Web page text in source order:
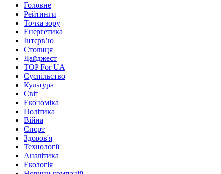
Головне
Рейтинги
Точка зору
Енергетика
Інтерв’ю
Столиця
Дайджест
TOP For UA
Суспiльство
Культура
Світ
Економіка
Політика
Війна
Спорт
Здоров'я
Технології
Аналітика
Екологія